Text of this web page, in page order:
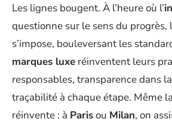
Les lignes bougent. À l’heure où l’
questionne sur le sens du progrès,
s’impose, bouleversant les
marques luxe réinventent leurs
responsables, transparence dans
traçabilité à chaque étape. Même la
réinvente : à Parisou Milan, on